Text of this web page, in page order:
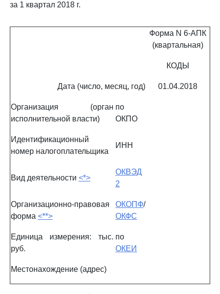
за 1 квартал 2018 г.
Форма N 6-АПК
(квартальная)
КОДЫ
Дата (число, месяц, год) 01.04.2018
Организация (орган
исполнительной власти)
по
ОКПО
Идентификационный
номер налогоплательщика
ИНН
Вид деятельности <*>
ОКВЭД
2
Организационно-правовая
форма <**>
ОКОПФ/
ОКФС
Единица измерения: тыс.
руб.
по
ОКЕИ
Местонахождение (адрес)